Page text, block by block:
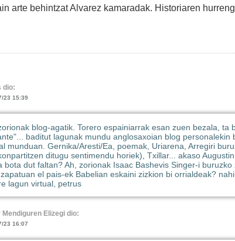
arte behintzat Alvarez kamaradak. Historiaren
dio:
23 15:39
blog-agatik. Torero espainiarrak esan zuen bezala, ta
baditut lagunak mundu anglosaxoian blog personalekin
munduan. Gernika/Aresti/Ea, poemak, Uriarena, Arregiri
ditugu sentimendu horiek), Txillar... akaso
bota dut faltan? Ah, zorionak Isaac Bashevis Singer-i
el pais-ek Babelian eskaini zizkion bi orrialdeak?
lagun virtual, petrus
Mendiguren Elizegi dio:
23 16:07